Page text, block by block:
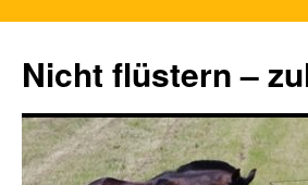
Nicht flüstern –